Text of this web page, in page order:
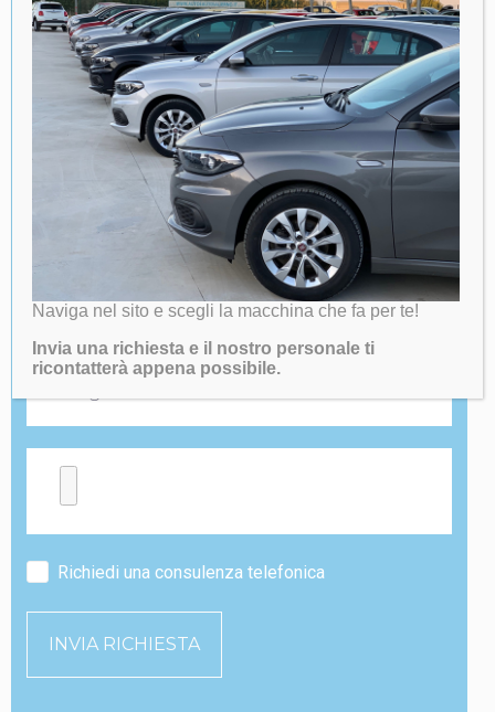
Richiedi una consulenza telefonica
INVIA RICHIESTA
Naviga nel sito e scegli la macchina che fa per te!
Invia una richiesta e il nostro personale ti
ricontatterà appena possibile.